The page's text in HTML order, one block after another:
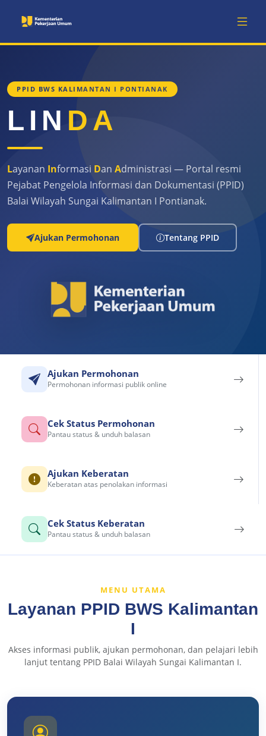
PPID BWS KALIMANTAN I PONTIANAK
LIN DA
Layanan Informasi Dan Administrasi — Portal resmi
Pejabat Pengelola Informasi dan Dokumentasi (PPID)
Balai Wilayah Sungai Kalimantan I Pontianak.
Ajukan Permohonan Tentang PPID
Ajukan Permohonan
Permohonan informasi publik online
Cek Status Permohonan
Pantau status & unduh balasan
Ajukan Keberatan
Keberatan atas penolakan informasi
Cek Status Keberatan
Pantau status & unduh balasan
MENU UTAMA
Layanan PPID BWS Kalimantan
I
Akses informasi publik, ajukan permohonan, dan pelajari lebih
lanjut tentang PPID Balai Wilayah Sungai Kalimantan I.